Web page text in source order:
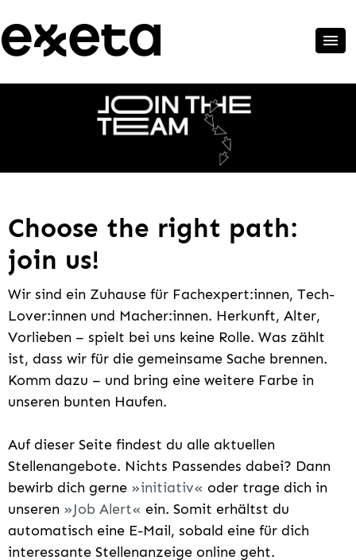
Choose the right path:
join us!
Wir sind ein Zuhause für Fachexpert:innen, Tech-
Lover:innen und Macher:innen. Herkunft, Alter,
Vorlieben – spielt bei uns keine Rolle. Was zählt
ist, dass wir für die gemeinsame Sache brennen.
Komm dazu – und bring eine weitere Farbe in
unseren bunten Haufen.
Auf dieser Seite findest du alle aktuellen
Stellenangebote. Nichts Passendes dabei? Dann
bewirb dich gerne
initiativ
oder trage dich in
unseren
Job Alert
ein. Somit erhältst du
automatisch eine E-Mail, sobald eine für dich
interessante Stellenanzeige online geht.